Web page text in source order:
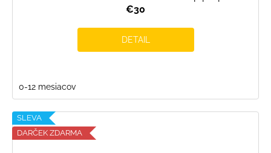
€30
DETAIL
0-12 mesiacov
SLEVA
DARČEK ZDARMA